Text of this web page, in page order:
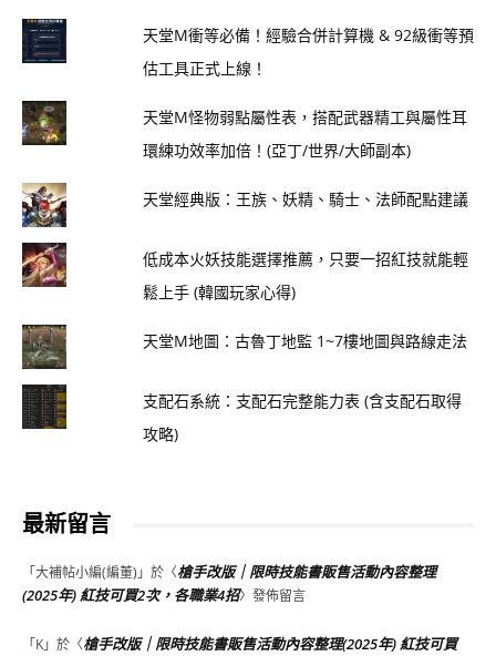
天堂M衝等必備！經驗合併計算機 & 92級衝等預
估工具正式上線！
天堂M怪物弱點屬性表，搭配武器精工與屬性耳
環練功效率加倍！(亞丁/世界/大師副本)
天堂經典版：王族、妖精、騎士、法師配點建議
低成本火妖技能選擇推薦，只要一招紅技就能輕
鬆上手 (韓國玩家心得)
天堂M地圖：古魯丁地監 1~7樓地圖與路線走法
支配石系統：支配石完整能力表 (含支配石取得
攻略)
最新留言
「大補帖小編(編董) 」於〈槍手改版｜限時技能書販售活動內容整理
(2025年) 紅技可買2次，各職業4招〉發佈留言
「K」於〈槍手改版｜限時技能書販售活動內容整理(2025年) 紅技可買